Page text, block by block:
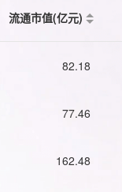
流通市值(亿元)
82.18
77.46
162.48